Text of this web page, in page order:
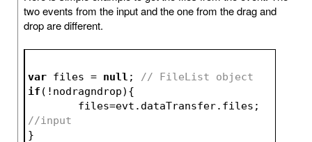
two events from the input and the one from the drag and
drop are different.
var files = null ; // FileList object
if (!nodragndrop){
//input
}